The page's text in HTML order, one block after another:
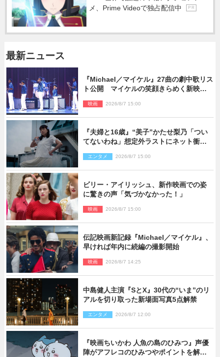
メ、Prime Videoで独占配信中
P R
最新ニュース
『Michael／マイケル』27曲の劇中歌リス
ト公開 マイケルの笑顔きらめく新映像
映画 2026/8/7 15:00
『夫婦と16歳』“美子”かたせ梨乃「つい
てないわね」想定外ラストにネット衝撃
り）
エンタメ 2026/8/7 15:00
ビリー・アイリッシュ、新作映画での姿
に驚きの声「気づかなかった！」
映画 2026/8/7 15:00
伝記映画新記録『Michael／マイケル』、
早ければ年内に続編の撮影開始
映画 2026/8/7 14:25
中島健人主演『SとX』30代の“いま”のリ
アルを切り取った新場面写真5点解禁
エンタメ 2026/8/7 12:00
『映画ちいかわ 人魚の島のひみつ』声優
陣がアフレコのひみつやポイントを解